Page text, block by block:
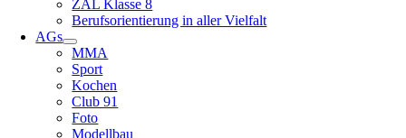
ZAL Klasse 8
Berufsorientierung in aller Vielfalt
AGs
MMA
Sport
Kochen
Club 91
Foto
Modellbau